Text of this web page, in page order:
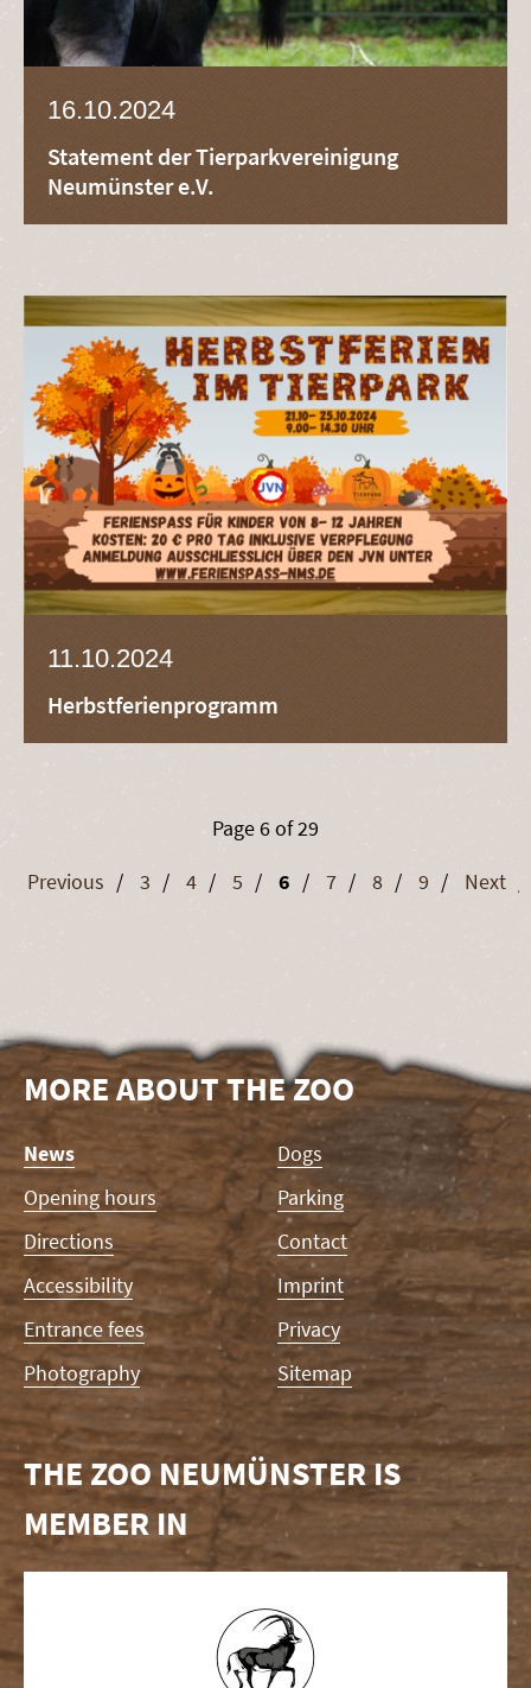
16.10.2024
Statement der Tierparkvereinigung
Neumünster e.V.
11.10.2024
Herbstferienprogramm
Page 6 of 29
Previous
3 4 5 6 7 8 9 Next
MORE ABOUT THE ZOO
Skip
navigation
News
Opening hours
Directions
Accessibility
Entrance fees
Photography
Dogs
Parking
Contact
Imprint
Privacy
Sitemap
THE ZOO NEUMÜNSTER IS
MEMBER IN